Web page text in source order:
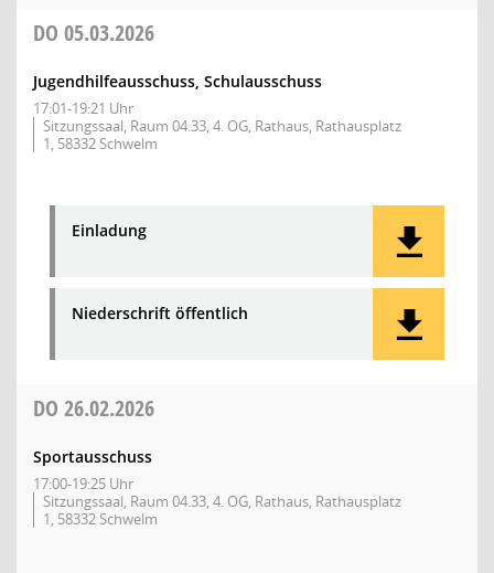
DO 05.03.2026
Jugendhilfeausschuss, Schulausschuss
17:01-19:21 Uhr
Sitzungssaal, Raum 04.33, 4. OG, Rathaus, Rathausplatz
1, 58332 Schwelm
Einladung
Niederschrift öffentlich
DO 26.02.2026
Sportausschuss
17:00-19:25 Uhr
Sitzungssaal, Raum 04.33, 4. OG, Rathaus, Rathausplatz
1, 58332 Schwelm